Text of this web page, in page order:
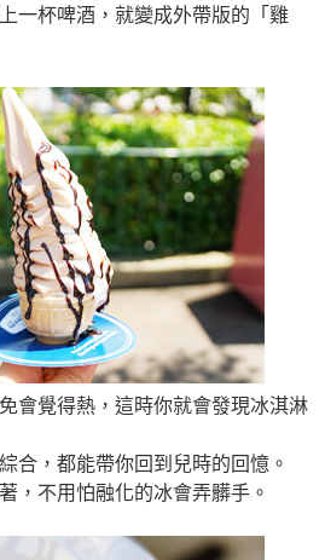
一杯啤酒，就變成外帶版的「雞
會覺得熱，這時你就會發現冰淇淋
合，都能帶你回到兒時的回憶。
，不用怕融化的冰會弄髒手。